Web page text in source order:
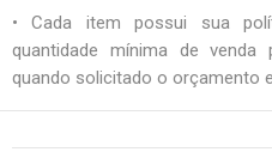
• Cada item possui sua
quantidade mínima de
quando solicitado o orçamento